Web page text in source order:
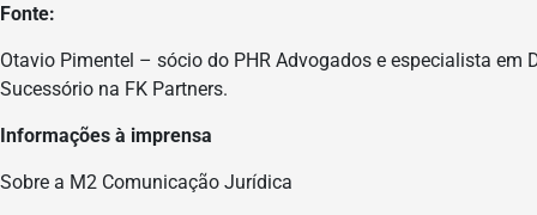
Fonte:
Otavio Pimentel – sócio do PHR Advogados e especialista em
Sucessório na FK Partners.
Informações à imprensa
Sobre a M2 Comunicação Jurídica